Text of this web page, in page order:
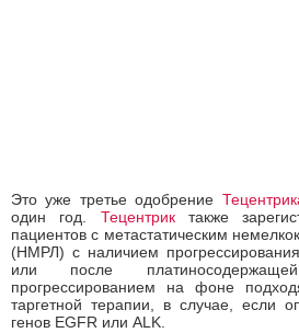
Это уже третье одобрение
один год. Тецентриктакже
пациентов с метастатическим
(НМРЛ) с наличием
или после
прогрессированием на фоне
таргетной терапии, в случае, если
генов EGFR или ALK.